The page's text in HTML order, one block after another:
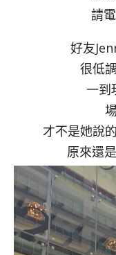
請
好友
很低
一到
才不是她說
原來還